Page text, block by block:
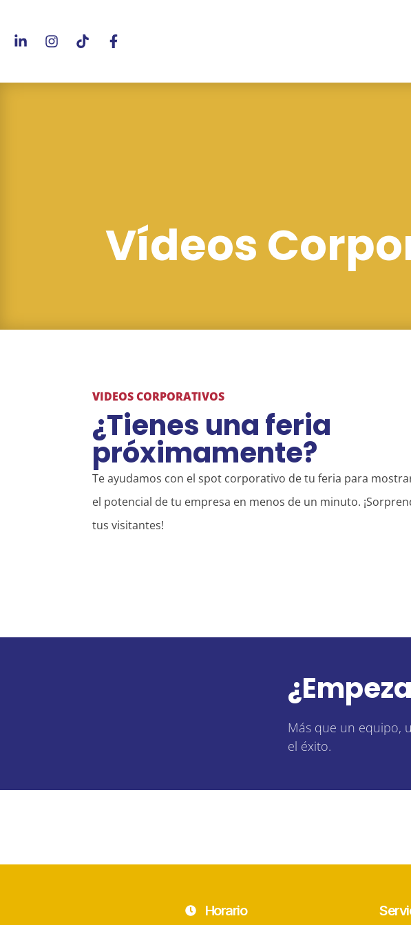
Vídeos
VIDEOS CORPORATIVOS
¿Tienes una feria
próximamente?
Te ayudamos con el spot corporativo de tu feria para
el potencial de tu empresa en menos de un minuto.
tus visitantes!
Más que un equipo,
el éxito.
Horario